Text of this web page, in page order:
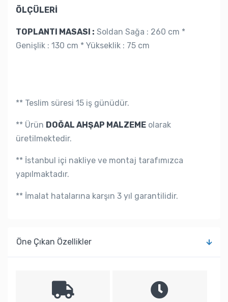
ÖLÇÜLERİ
TOPLANTI MASASI : Soldan Sağa : 260 cm *
Genişlik : 130 cm * Yükseklik : 75 cm
** Teslim süresi 15 iş günüdür.
** Ürün DOĞAL AHŞAP MALZEME olarak
üretilmektedir.
** İstanbul içi nakliye ve montaj tarafımızca
yapılmaktadır.
** İmalat hatalarına karşın 3 yıl garantilidir.
Öne Çıkan Özellikler